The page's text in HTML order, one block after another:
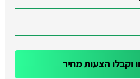
וקבלו הצעות מחיר